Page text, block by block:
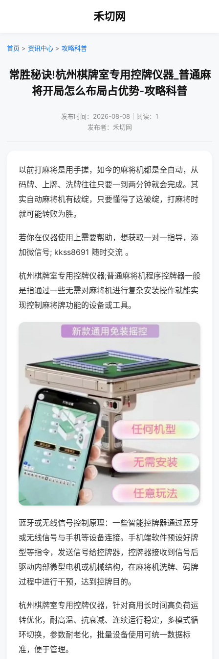
禾切网
首页 > 资讯中心 > 攻略科普
常胜秘诀!杭州棋牌室专用控牌仪器_普通麻
将开局怎么布局占优势-攻略科普
发布时间：2026-08-08｜阅读：1
发布者：禾切网
以前打麻将是用手搓，如今的麻将机都是全自动，从
码牌、上牌、洗牌往往只要一到两分钟就会完成。其
实自动麻将机有破绽，只要懂得了这破绽，打麻将时
就可能转败为胜。
若你在仪器使用上需要帮助，想获取一对一指导，添
加微信号; kkss8691 随时交流 。
杭州棋牌室专用控牌仪器;普通麻将机程序控牌器一般
是指通过一些无需对麻将机进行复杂安装操作就能实
现控制麻将牌功能的设备或工具。
蓝牙或无线信号控制原理：一些智能控牌器通过蓝牙
或无线信号与手机等设备连接。手机端软件预设好牌
型等指令，发送信号给控牌器，控牌器接收到信号后
驱动内部微型电机或机械结构，在麻将机洗牌、码牌
过程中进行干预，达到控牌目的。
杭州棋牌室专用控牌仪器，针对商用长时间高负荷运
转优化，耐高温、抗衰减、连续运行稳定，多模式循
环切换，参数耐老化，批量设备使用可统一数据标
准，便于管理。